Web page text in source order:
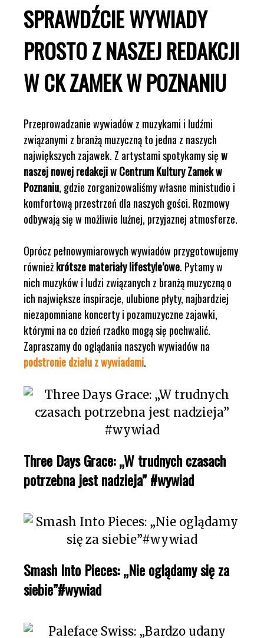
SPRAWDŹCIE WYWIADY
PROSTO Z NASZEJ REDAKCJI
W CK ZAMEK W POZNANIU
Przeprowadzanie wywiadów z muzykami i ludźmi
związanymi z branżą muzyczną to jedna z naszych
największych zajawek. Z artystami spotykamy sięw
naszej nowej redakcji w Centrum Kultury Zamek w
Poznaniu, gdzie zorganizowaliśmy własne ministudio i
komfortową przestrzeń dla naszych gości. Rozmowy
odbywają się w możliwie luźnej, przyjaznej atmosferze.
Oprócz pełnowymiarowych wywiadów przygotowujemy
równieżkrótsze materiały lifestyle’owe. Pytamy w
nich muzyków i ludzi związanych z branżą muzyczną o
ich największe inspiracje, ulubione płyty, najbardziej
niezapomniane koncerty i pozamuzyczne zajawki,
którymi na co dzień rzadko mogą się pochwalić.
Zapraszamy do oglądania naszych wywiadów na
podstronie działu z wywiadami.
Three Days Grace: „W trudnych czasach
potrzebna jest nadzieja” #wywiad
Smash Into Pieces: „Nie oglądamy się za
siebie”#wywiad